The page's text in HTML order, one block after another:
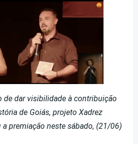
de dar visibilidade à contribuição
de Goiás, projeto Xadrez
premiação neste sábado, (21/06)